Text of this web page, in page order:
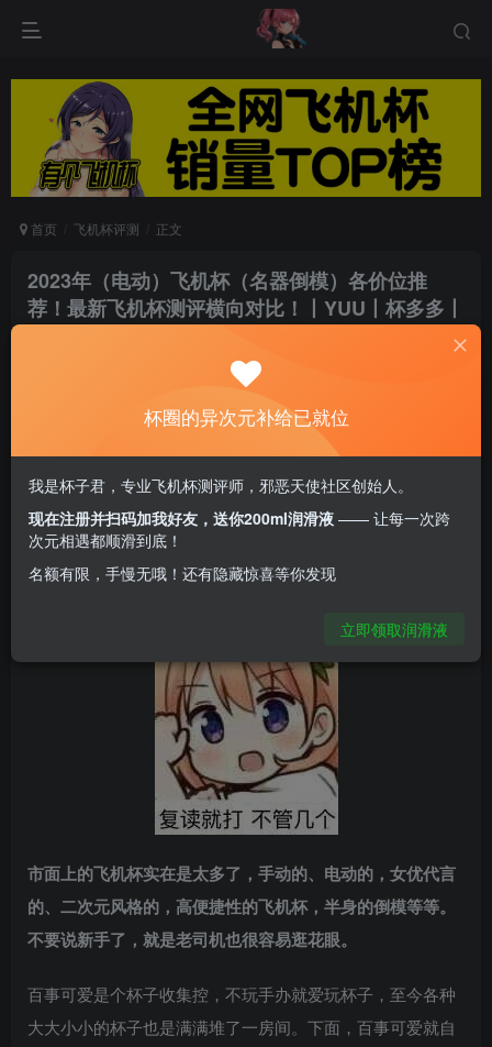
首页 飞机杯评测 正文
2023年（电动）飞机杯（名器倒模）各价位推
荐！最新飞机杯测评横向对比！丨YUU丨杯多多丨
大家好，我是百事可爱，
今天我们来系统梳理一下市面上有哪些值得种草的飞机杯。
市面上的飞机杯实在是太多了，手动的、电动的，女优代言
的、二次元风格的，高便捷性的飞机杯，半身的倒模等等。
不要说新手了，就是老司机也很容易逛花眼。
百事可爱是个杯子收集控，不玩手办就爱玩杯子，至今各种
大大小小的杯子也是满满堆了一房间。下面，百事可爱就自
杯圈的异次元补给已就位
我是杯子君，专业飞机杯测评师，邪恶天使社区创始人。
现在注册并扫码加我好友，送你200ml润滑液 —— 让每一次跨
次元相遇都顺滑到底！
名额有限，手慢无哦！还有隐藏惊喜等你发现
立即领取润滑液